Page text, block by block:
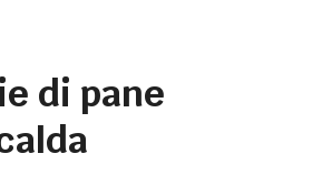
di pane